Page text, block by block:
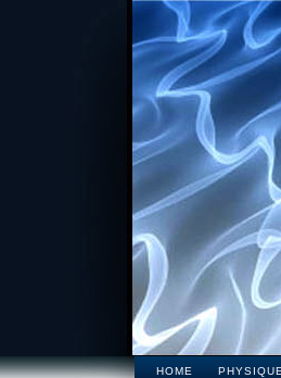
HOME PHYSIQUE